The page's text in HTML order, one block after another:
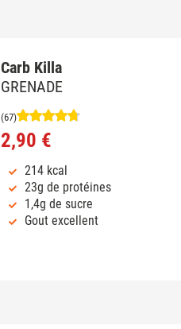
Carb Killa
GRENADE
(67)
2,90 €
214 kcal
23g de protéines
1,4g de sucre
Gout excellent